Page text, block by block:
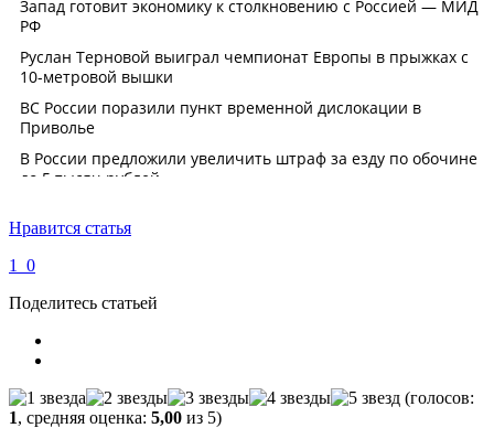
Нравится статья
1
0
Поделитесь статьей
(голосов:
1, средняя оценка: 5,00 из 5)